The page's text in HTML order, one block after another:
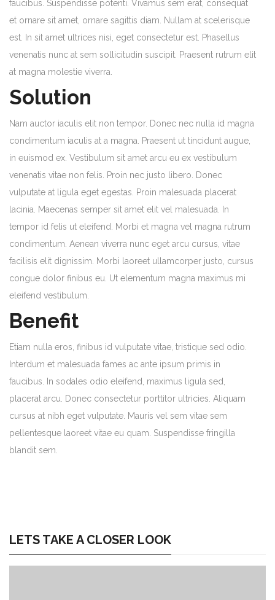
faucibus. Suspendisse potenti. Vivamus sem erat, consequat
et ornare sit amet, ornare sagittis diam. Nullam at scelerisque
est. In sit amet ultrices nisi, eget consectetur est. Phasellus
venenatis nunc at sem sollicitudin suscipit. Praesent rutrum elit
at magna molestie viverra.
Solution
Nam auctor iaculis elit non tempor. Donec nec nulla id magna
condimentum iaculis at a magna. Praesent ut tincidunt augue,
in euismod ex. Vestibulum sit amet arcu eu ex vestibulum
venenatis vitae non felis. Proin nec justo libero. Donec
vulputate at ligula eget egestas. Proin malesuada placerat
lacinia. Maecenas semper sit amet elit vel malesuada. In
tempor id felis ut eleifend. Morbi et magna vel magna rutrum
condimentum. Aenean viverra nunc eget arcu cursus, vitae
facilisis elit dignissim. Morbi laoreet ullamcorper justo, cursus
congue dolor finibus eu. Ut elementum magna maximus mi
eleifend vestibulum.
Benefit
Etiam nulla eros, finibus id vulputate vitae, tristique sed odio.
Interdum et malesuada fames ac ante ipsum primis in
faucibus. In sodales odio eleifend, maximus ligula sed,
placerat arcu. Donec consectetur porttitor ultricies. Aliquam
cursus at nibh eget vulputate. Mauris vel sem vitae sem
pellentesque laoreet vitae eu quam. Suspendisse fringilla
blandit sem.
LETS TAKE A CLOSER LOOK